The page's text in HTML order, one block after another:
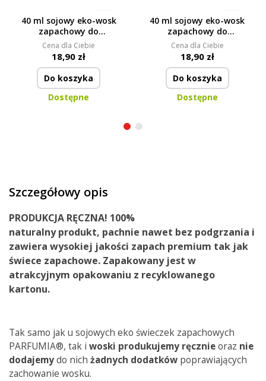
40 ml sojowy eko-wosk
zapachowy do
aromalampy, MY
HOME, PARFUMIA®
Cena dla Ciebie
18,90 zł
Do koszyka
Dostępne
40 ml sojowy eko-wosk
zapachowy do
aromalampy, RED
VELVET, PARFUMIA®
Cena dla Ciebie
18,90 zł
Do koszyka
Dostępne
Szczegółowy opis
PRODUKCJA RĘCZNA! 100%
naturalny produkt, pachnie nawet bez podgrzania i
zawiera wysokiej jakości zapach premium tak jak
świece zapachowe. Zapakowany jest w
atrakcyjnym opakowaniu z recyklowanego
kartonu.
Tak samo jak u sojowych eko świeczek zapachowych
PARFUMIA®, tak i woski produkujemy ręcznieoraz nie
dodajemydo nich żadnych dodatków poprawiających
zachowanie wosku.